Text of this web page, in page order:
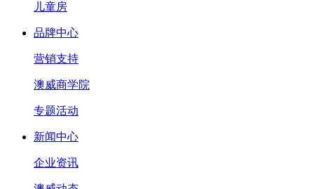
儿童房
品牌中心
营销支持
澳威商学院
专题活动
新闻中心
企业资讯